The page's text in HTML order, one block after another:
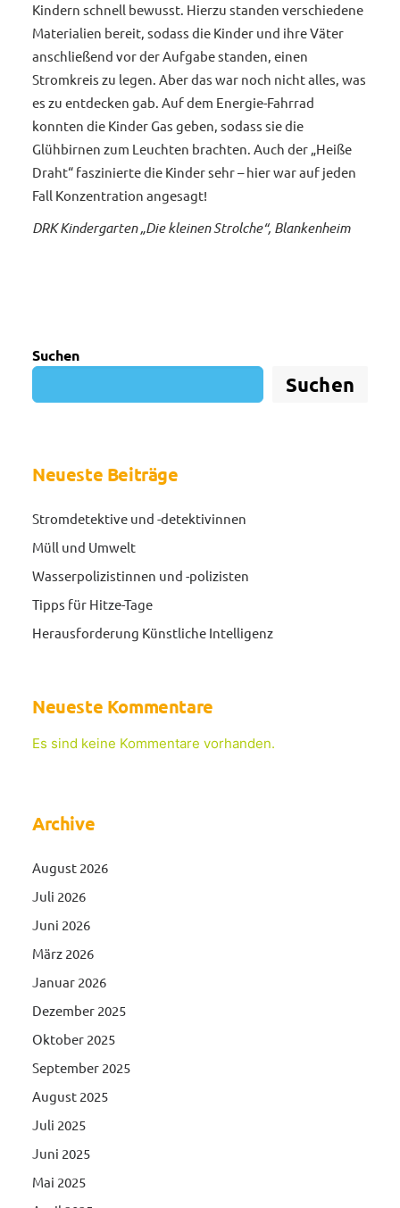
Kindern schnell bewusst. Hierzu standen verschiedene
Materialien bereit, sodass die Kinder und ihre Väter
anschließend vor der Aufgabe standen, einen
Stromkreis zu legen. Aber das war noch nicht alles, was
es zu entdecken gab. Auf dem Energie-Fahrrad
konnten die Kinder Gas geben, sodass sie die
Glühbirnen zum Leuchten brachten. Auch der „Heiße
Draht“ faszinierte die Kinder sehr – hier war auf jeden
Fall Konzentration angesagt!
DRK Kindergarten „Die kleinen Strolche“, Blankenheim
Suchen
Suchen
Neueste Beiträge
Stromdetektive und -detektivinnen
Müll und Umwelt
Wasserpolizistinnen und -polizisten
Tipps für Hitze-Tage
Herausforderung Künstliche Intelligenz
Neueste Kommentare
Es sind keine Kommentare vorhanden.
Archive
August 2026
Juli 2026
Juni 2026
März 2026
Januar 2026
Dezember 2025
Oktober 2025
September 2025
August 2025
Juli 2025
Juni 2025
Mai 2025